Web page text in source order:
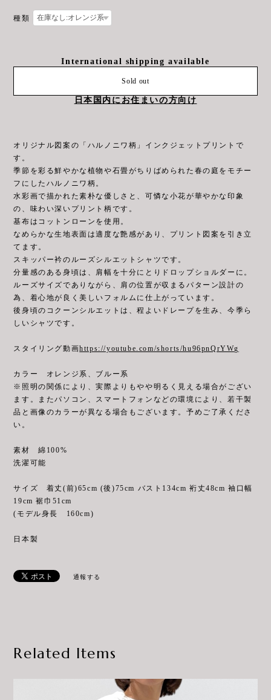
種類
International shipping available
Sold out
日本国内にお住まいの方向け
オリジナル図案の「ハルノニワ柄」インクジェットプリントで
す。
季節を彩る鮮やかな植物や石畳がちりばめられた春の庭をモチー
フにしたハルノニワ柄。
水彩画で描かれた素朴な優しさと、可憐な小花が華やかな印象
の、味わい深いプリント柄です。
基布はコットンローンを使用。
なめらかな生地表面は適度な艶感があり、プリント図案を引き立
てます。
スキッパー衿のルーズシルエットシャツです。
分量感のある身頃は、肩幅を十分にとりドロップショルダーに。
ルーズサイズでありながら、肩の位置が収まるパターン設計の
為、着心地が良く美しいフォルムに仕上がっています。
後身頃のコクーンシルエットは、程よいドレープを生み、今季ら
しいシャツです。
スタイリング動画https://youtube.com/shorts/hu96pnQrYWg
カラー オレンジ系、ブルー系
※照明の関係により、実際よりもやや明るく見える場合がござい
ます。またパソコン、スマートフォンなどの環境により、若干製
品と画像のカラーが異なる場合もございます。予めご了承くださ
い。
素材 綿100%
洗濯可能
サイズ 着丈(前)65cm (後)75cm バスト134cm 裄丈48cm 袖口幅
19cm 裾巾51cm
(モデル身長 160cm)
日本製
通報する
Related Items